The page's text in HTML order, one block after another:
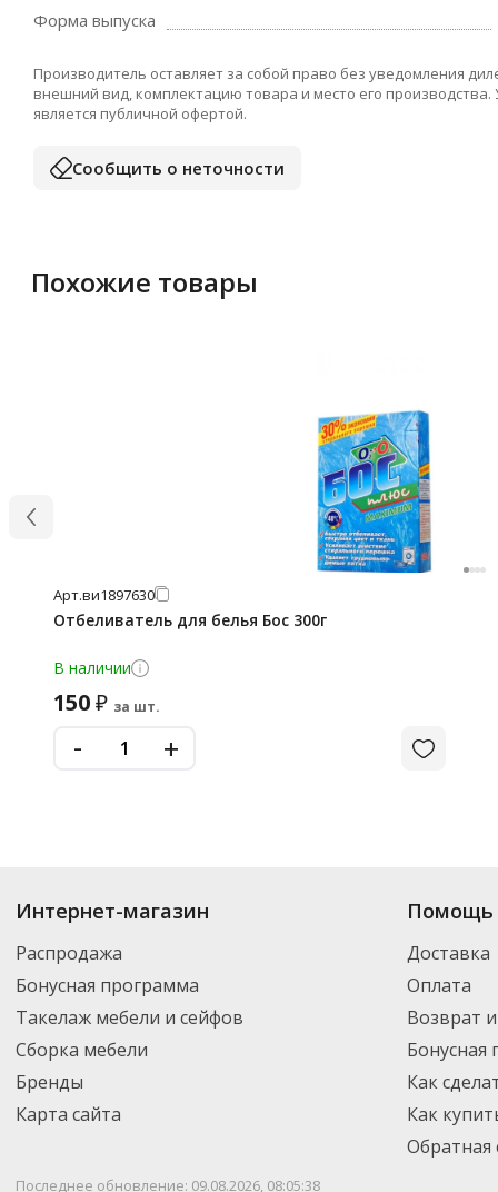
Форма выпуска
Производитель оставляет за собой право без уведомления
внешний вид, комплектацию товара и место его
является публичной офертой.
Сообщить о неточности
Похожие товары
Арт.ви1897630
Отбеливатель для белья Бос 300г
В наличии
150₽ за шт.
- +
Интернет-магазин
Распродажа
Бонусная программа
Такелаж мебели и сейфов
Сборка мебели
Бренды
Карта сайта
Помощь
Доставка
Оплата
Возврат
Бонусная
Как
Как
Обратная
Последнее обновление: 09.08.2026, 08:05:38